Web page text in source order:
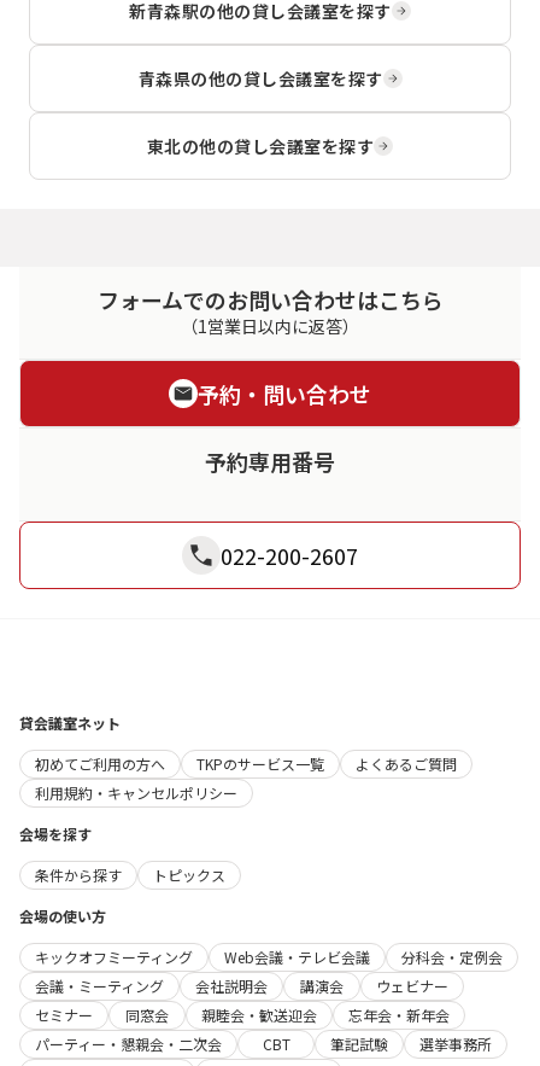
新青森駅の他の貸し会議室を探す
青森県の他の貸し会議室を探す
東北の他の貸し会議室を探す
フォームでのお問い合わせはこちら
（1営業日以内に返答）
予約・問い合わせ
予約専用番号
022-200-2607
貸会議室ネット
初めてご利用の方へ
TKPのサービス一覧
よくあるご質問
利用規約・キャンセルポリシー
会場を探す
条件から探す
トピックス
会場の使い方
キックオフミーティング
Web会議・テレビ会議
分科会・定例会
会議・ミーティング
会社説明会 講演会
ウェビナー
セミナー
同窓会 親睦会・歓送迎会
忘年会・新年会
パーティー・懇親会・二次会
CBT 筆記試験
選挙事務所